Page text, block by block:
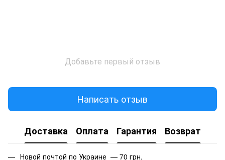
Добавьте первый отзыв
Написать отзыв
Доставка Оплата Гарантия Возврат
Новой почтой по Украине — 70 грн.